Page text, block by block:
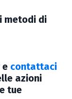
metodi di
contattaci
azioni
tue